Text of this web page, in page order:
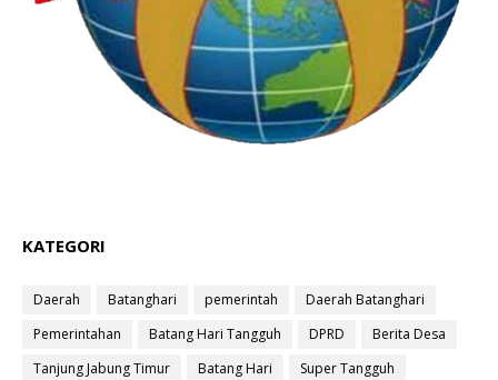
KATEGORI
Daerah Batanghari pemerintah
Daerah Batanghari
Pemerintahan
Batang Hari Tangguh DPRD
Berita Desa
Tanjung Jabung Timur
Batang Hari
Super Tangguh